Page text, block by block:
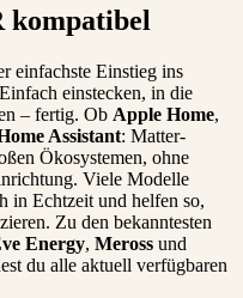
kompatibel
einfachste Einstieg ins
einstecken, in die
– fertig. Ob Apple Home,
Assistant: Matter-
Ökosystemen, ohne
Viele Modelle
in Echtzeit und helfen so,
Zu den bekanntesten
Energy, Meross und
du alle aktuell verfügbaren